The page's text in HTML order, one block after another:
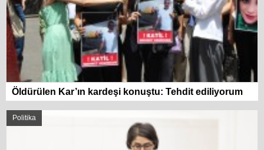
Öldürülen Kar’ın kardeşi konuştu: Tehdit ediliyorum
Politika